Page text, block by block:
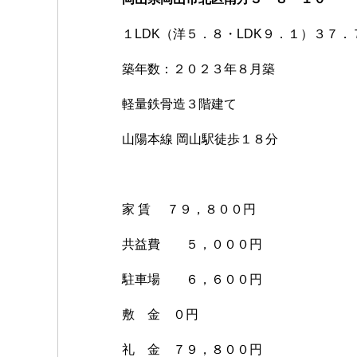
１LDK（洋５．８・LDK９．１）３７．
築年数：２０２３年８月築
軽量鉄骨造３階建て
山陽本線 岡山駅徒歩１８分
家 賃 ７９，８００円
共益費 ５，０００円
駐車場 ６，６００円
敷 金 ０円
礼 金 ７９，８００円